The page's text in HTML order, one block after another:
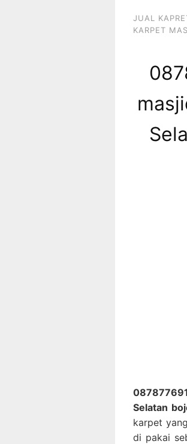
JUAL
KARPET
Selatan
karpet
di pakai